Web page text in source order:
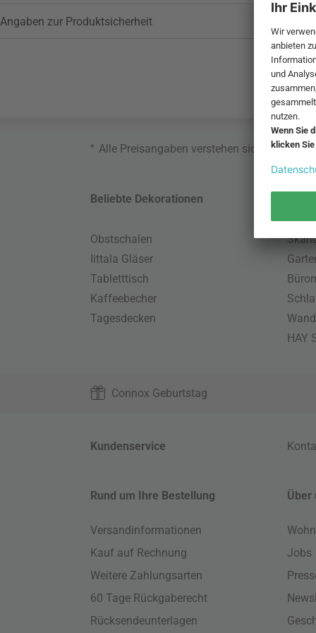
Angaben zur Produktsicherheit
* Alle Preisangaben verstehen sich inklusive
Beliebte Dekorationen
Obstschalen
Iittala Gläser
Tabletttisch
Kaffeebecher
Tagesdecken
HAY
Connox Geburtstag
Kundenservice
Rund um Ihre Bestellung
Versandinformationen
Kauf auf Rechnung
Weitere Zahlungsarten
60 Tage Rückgaberecht
Rücksendeunterlagen
Über
Jobs